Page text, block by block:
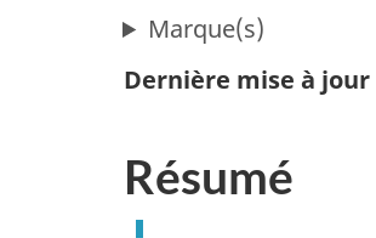
Marque(s)
Dernière mise à jour
Résumé